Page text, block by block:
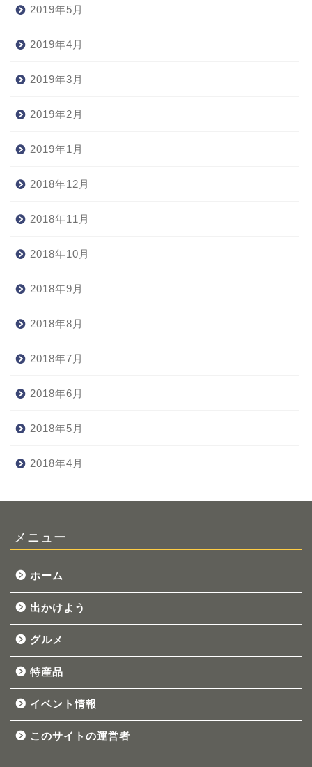
2019年5月
2019年4月
2019年3月
2019年2月
2019年1月
2018年12月
2018年11月
2018年10月
2018年9月
2018年8月
2018年7月
2018年6月
2018年5月
2018年4月
メニュー
ホーム
出かけよう
グルメ
特産品
イベント情報
このサイトの運営者